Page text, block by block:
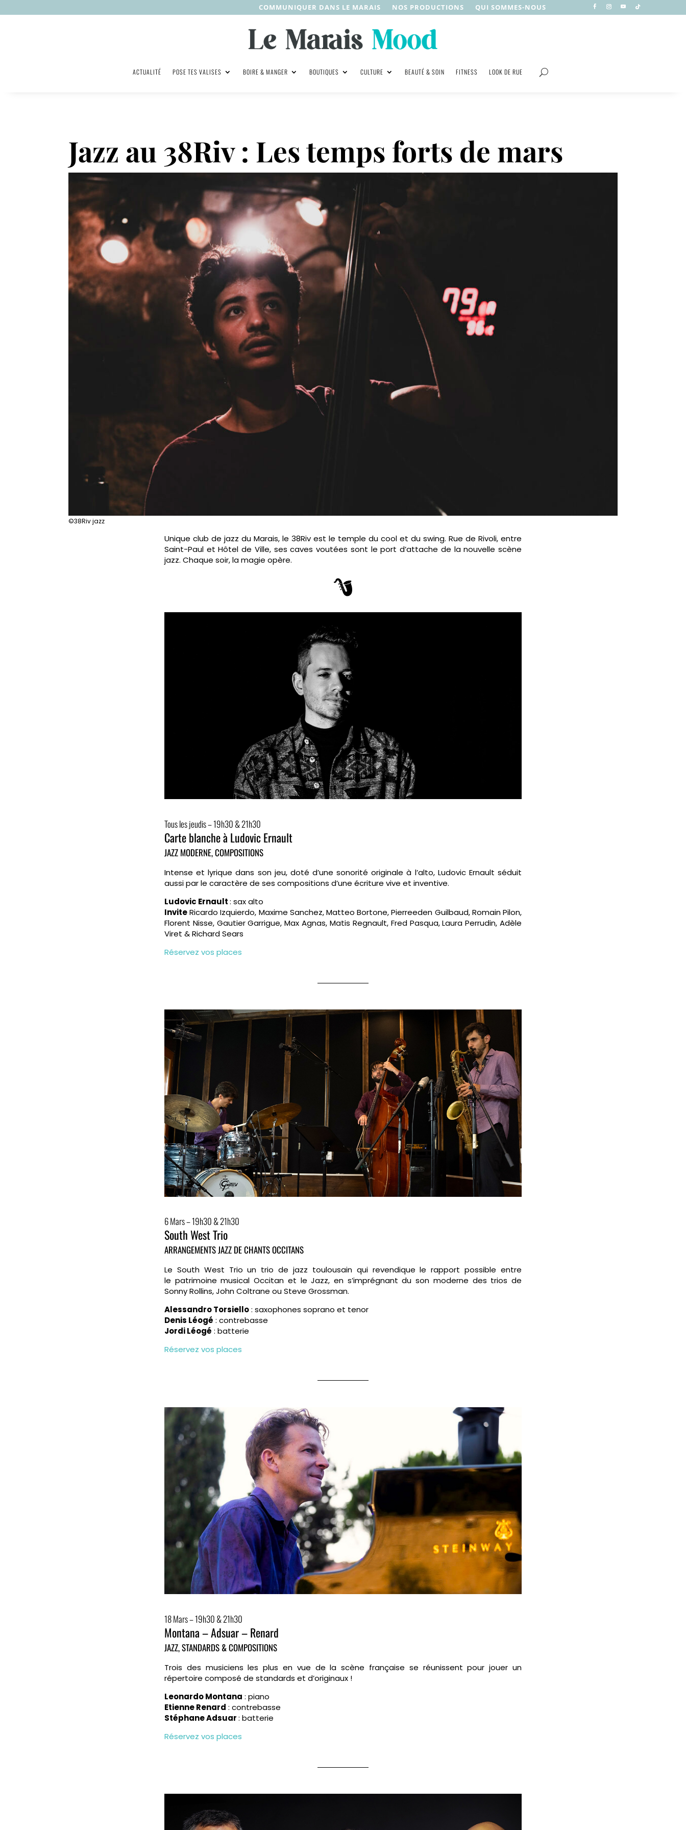
COMMUNIQUER DANS LE MARAIS NOS PRODUCTIONS QUI SOMMES-NOUS
ACTUALITÉ POSE TES VALISES BOIRE & MANGER BOUTIQUES CULTURE BEAUTÉ & SOIN FITNESS LOOK DE RUE
Jazz au 38Riv : Les temps forts de mars
©38Riv jazz
Unique club de jazz du Marais, le 38Riv est le temple du cool et du swing. Rue de Rivoli, entre
Saint-Paul et Hôtel de Ville, ses caves voutées sont le port d’attache de la nouvelle scène
jazz. Chaque soir, la magie opère.
Tous les jeudis – 19h30 & 21h30
Carte blanche à Ludovic Ernault
JAZZ MODERNE, COMPOSITIONS
Intense et lyrique dans son jeu, doté d’une sonorité originale à l’alto, Ludovic Ernault séduit
aussi par le caractère de ses compositions d’une écriture vive et inventive.
Ludovic Ernault: sax alto
InviteRicardo Izquierdo, Maxime Sanchez, Matteo Bortone, Pierreeden Guilbaud, Romain Pilon,
Florent Nisse, Gautier Garrigue, Max Agnas, Matis Regnault, Fred Pasqua, Laura Perrudin, Adèle
Viret & Richard Sears
Réservez vos places
6 Mars – 19h30 & 21h30
South West Trio
ARRANGEMENTS JAZZ DE CHANTS OCCITANS
Le South West Trio un trio de jazz toulousain qui revendique le rapport possible entre
le patrimoine musical Occitan et le Jazz, en s’imprégnant du son moderne des trios de
Sonny Rollins, John Coltrane ou Steve Grossman.
Alessandro Torsiello: saxophones soprano et tenor
Denis Léogé : contrebasse
Jordi Léogé : batterie
Réservez vos places
18 Mars – 19h30 & 21h30
Montana – Adsuar – Renard
JAZZ, STANDARDS & COMPOSITIONS
Trois des musiciens les plus en vue de la scène française se réunissent pour jouer un
répertoire composé de standards et d’originaux !
Leonardo Montana : piano
Etienne Renard : contrebasse
Stéphane Adsuar: batterie
Réservez vos places